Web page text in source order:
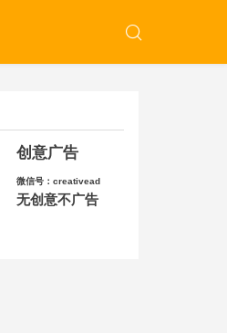
创意广告
微信号：creativead
无创意不广告